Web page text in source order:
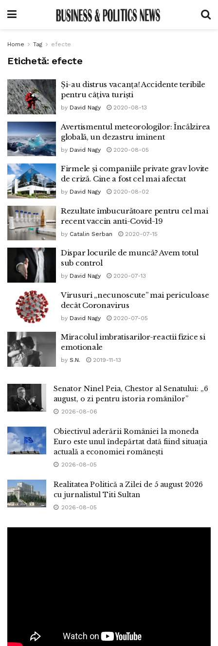
Home Tag efecte
Etichetă: efecte
Și-au distrus vacanța! Accidente teribile
pentru câțiva turiști
by David Nagy 2020-08-13
Avertismentul meteorologilor: Încălzirea
globală, un dezastru iminent
by David Nagy 2020-08-05
Firmele și companiile private grav lovite
de criză. Cine a fost cel mai afectat
by David Nagy 2020-08-02
Rezultate îmbucurătoare pentru cel mai
recent vaccin anti-Covid-19
by Catalin Serban 2020-07-15
Dispar locurile de muncă? Avem totul
sub control
by David Nagy 2020-07-13
Virusuri „necunoscute” mai periculoase
decât Coronavirus
by David Nagy 2020-07-05
Miracolul imbratisarilor-reactii fizice si
emotionale
by S.N. 2019-11-13
Senator Ninel Peia, Chestor al Senatului: „6
august, o zi pentru istoria românilor”
2026-08-06
Obiectivul aderării României la moneda
Euro este unul îndepărtat dată fiind situația
actuală a economiei românești
2026-08-05
Realitatea Politică a Zilei de 5 august 2026
cu jurnalistul Titi Sultan
2026-08-05